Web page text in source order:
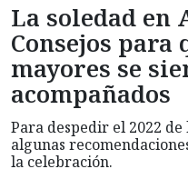
La soledad en
Consejos para
mayores se
acompañados
Para despedir el 2022
algunas
la celebración.